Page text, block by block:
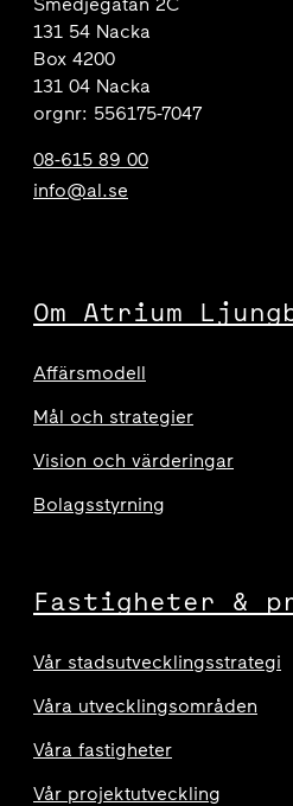
131 54 Nacka
Box 4200
131 04 Nacka
orgnr: 556175-7047
08-615 89 00
info@al.se
Om Atrium
Affärsmodell
Mål och strategier
Vision och värderingar
Bolagsstyrning
Fastigheter &
Vår stadsutvecklingsstrategi
Våra utvecklingsområden
Våra fastigheter
Vår projektutveckling